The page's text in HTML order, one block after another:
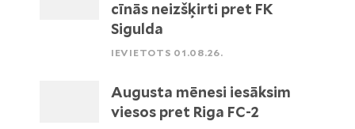
cīnās neizšķirti pret FK
Sigulda
IEVIETOTS 01.08.26.
Augusta mēnesi iesāksim
viesos pret Riga FC-2